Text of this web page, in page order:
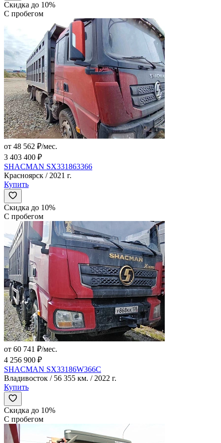
Скидка до 10%
С пробегом
от 48 562 ₽/мес.
3 403 400 ₽
SHACMAN SX331863366
Красноярск / 2021 г.
Купить
Скидка до 10%
С пробегом
от 60 741 ₽/мес.
4 256 900 ₽
SHACMAN SX33186W366C
Владивосток / 56 355 км. / 2022 г.
Купить
Скидка до 10%
С пробегом